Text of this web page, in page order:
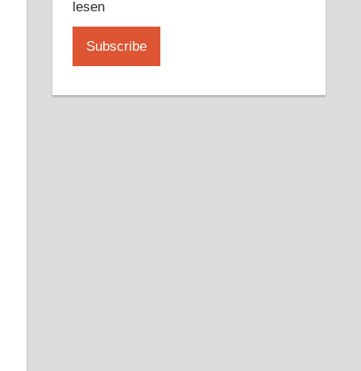
lesen